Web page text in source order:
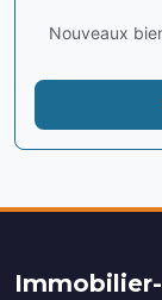
Nouveaux